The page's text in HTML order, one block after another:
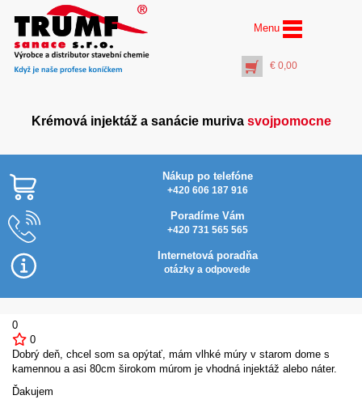
Menu
€ 0,00
Krémová injektáž a sanácie muriva svojpomocne
Nákup po telefóne
+420 606 187 916
Poradíme Vám
+420 731 565 565
Internetová poradňa
otázky a odpovede
0
0
Dobrý deň, chcel som sa opýtať, mám vlhké múry v starom dome s
kamennou a asi 80cm širokom múrom je vhodná injektáž alebo náter.
Ďakujem
AquaStop Bitumen 2K®
Flex (30 l.) tixotropná
hydroizolácia
+ PŘIDAT DO KOŠÍKU